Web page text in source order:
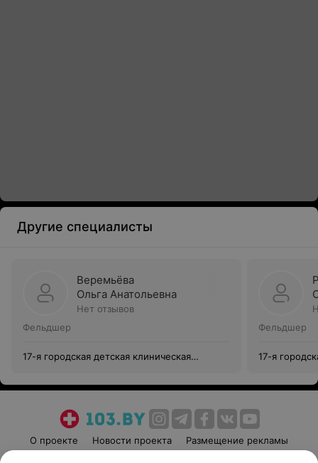
Другие специалисты
Веремьёва
Ольга Анатольевна
Нет отзывов
Фельдшер
17-я городская детская клиническая
Фельдшер
17-я
О проекте Новости проекта
Размещение рекламы